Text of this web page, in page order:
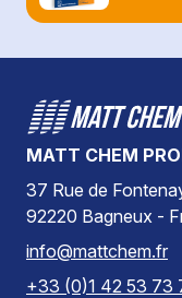
MATT CHEM
37 Rue de
92220 Bagneux -
info@mattchem.fr
+33 (0)1 42 53 73